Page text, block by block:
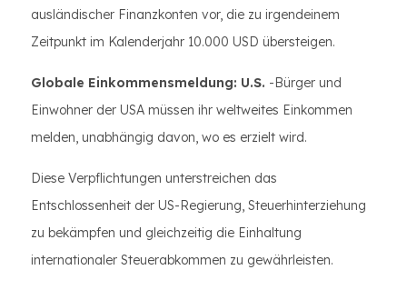
ausländischer Finanzkonten vor, die zu irgendeinem
Zeitpunkt im Kalenderjahr 10.000 USD übersteigen.
Globale Einkommensmeldung: U.S. -Bürger und
Einwohner der USA müssen ihr weltweites Einkommen
melden, unabhängig davon, wo es erzielt wird.
Diese Verpflichtungen unterstreichen das
Entschlossenheit der US-Regierung, Steuerhinterziehung
zu bekämpfen und gleichzeitig die Einhaltung
internationaler Steuerabkommen zu gewährleisten.